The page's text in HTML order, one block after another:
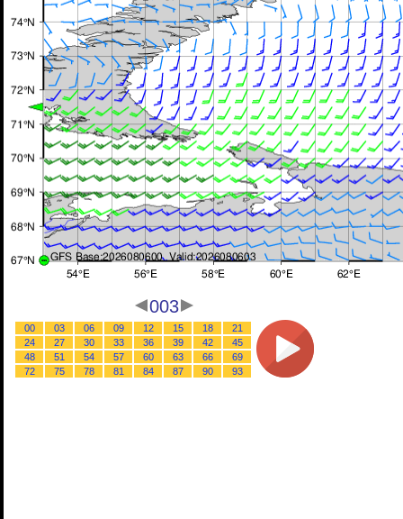
003
00 03 06 09 12 15 18
21
24
27 30 33 36 39 42
45
48
51 54 57 60 63 66
69
72
75 78 81 84 87 90 93